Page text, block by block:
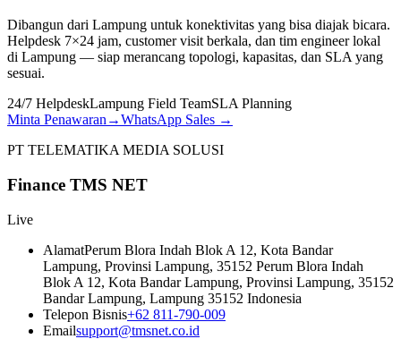
Dibangun dari Lampung untuk konektivitas yang bisa diajak bicara.
Helpdesk 7×24 jam, customer visit berkala, dan tim engineer lokal
di Lampung — siap merancang topologi, kapasitas, dan SLA yang
sesuai.
24/7 HelpdeskLampung Field TeamSLA Planning
Minta Penawaran →WhatsApp Sales →
PT TELEMATIKA MEDIA SOLUSI
Finance TMS NET
Live
AlamatPerum Blora Indah Blok A 12, Kota Bandar
Lampung, Provinsi Lampung, 35152 Perum Blora Indah
Blok A 12, Kota Bandar Lampung, Provinsi Lampung, 35152
Bandar Lampung, Lampung 35152 Indonesia
Telepon Bisnis+62 811-790-009
Emailsupport@tmsnet.co.id